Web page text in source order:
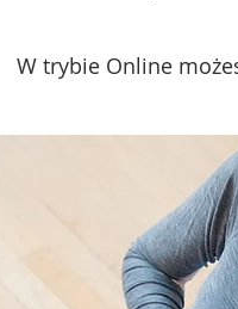
W trybie Online